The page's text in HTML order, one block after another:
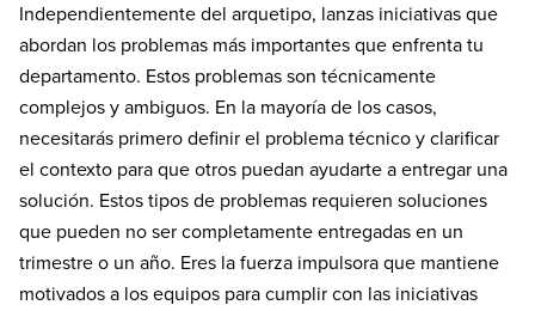
Independientemente del arquetipo, lanzas iniciativas que
abordan los problemas más importantes que enfrenta tu
departamento. Estos problemas son técnicamente
complejos y ambiguos. En la mayoría de los casos,
necesitarás primero definir el problema técnico y clarificar
el contexto para que otros puedan ayudarte a entregar una
solución. Estos tipos de problemas requieren soluciones
que pueden no ser completamente entregadas en un
trimestre o un año. Eres la fuerza impulsora que mantiene
motivados a los equipos para cumplir con las iniciativas